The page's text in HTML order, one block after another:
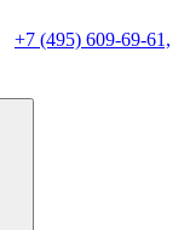
+7 (495) 609-69-61,